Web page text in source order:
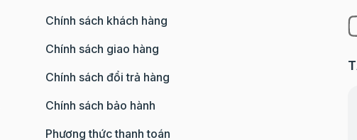
Chính sách khách hàng
Chính sách giao hàng
Chính sách đổi trả hàng
Chính sách bảo hành
Phương thức thanh toán